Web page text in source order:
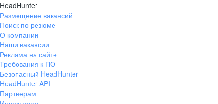
HeadHunter
Размещение вакансий
Поиск по резюме
О компании
Наши вакансии
Реклама на сайте
Требования к ПО
Безопасный HeadHunter
HeadHunter API
Партнерам